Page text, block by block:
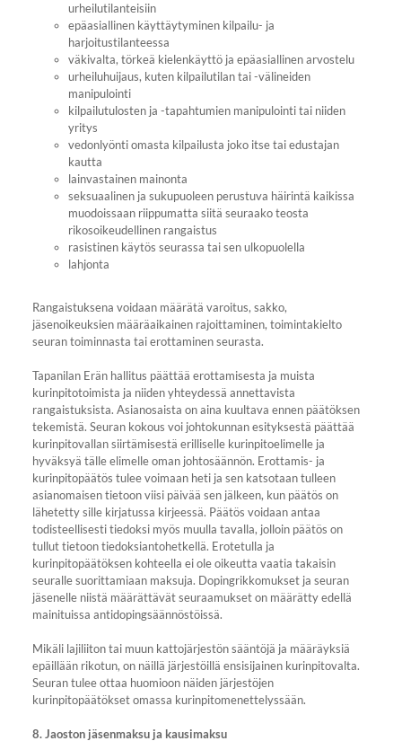
urheilutilanteisiin
epäasiallinen käyttäytyminen kilpailu- ja
harjoitustilanteessa
väkivalta, törkeä kielenkäyttö ja epäasiallinen arvostelu
urheiluhuijaus, kuten kilpailutilan tai -välineiden
manipulointi
kilpailutulosten ja -tapahtumien manipulointi tai niiden
yritys
vedonlyönti omasta kilpailusta joko itse tai edustajan
kautta
lainvastainen mainonta
seksuaalinen ja sukupuoleen perustuva häirintä kaikissa
muodoissaan riippumatta siitä seuraako teosta
rikosoikeudellinen rangaistus
rasistinen käytös seurassa tai sen ulkopuolella
lahjonta
Rangaistuksena voidaan määrätä varoitus, sakko,
jäsenoikeuksien määräaikainen rajoittaminen, toimintakielto
seuran toiminnasta tai erottaminen seurasta.
Tapanilan Erän hallitus päättää erottamisesta ja muista
kurinpitotoimista ja niiden yhteydessä annettavista
rangaistuksista. Asianosaista on aina kuultava ennen päätöksen
tekemistä. Seuran kokous voi johtokunnan esityksestä päättää
kurinpitovallan siirtämisestä erilliselle kurinpitoelimelle ja
hyväksyä tälle elimelle oman johtosäännön. Erottamis- ja
kurinpitopäätös tulee voimaan heti ja sen katsotaan tulleen
asianomaisen tietoon viisi päivää sen jälkeen, kun päätös on
lähetetty sille kirjatussa kirjeessä. Päätös voidaan antaa
todisteellisesti tiedoksi myös muulla tavalla, jolloin päätös on
tullut tietoon tiedoksiantohetkellä. Erotetulla ja
kurinpitopäätöksen kohteella ei ole oikeutta vaatia takaisin
seuralle suorittamiaan maksuja. Dopingrikkomukset ja seuran
jäsenelle niistä määrättävät seuraamukset on määrätty edellä
mainituissa antidopingsäännöstöissä.
Mikäli lajiliiton tai muun kattojärjestön sääntöjä ja määräyksiä
epäillään rikotun, on näillä järjestöillä ensisijainen kurinpitovalta.
Seuran tulee ottaa huomioon näiden järjestöjen
kurinpitopäätökset omassa kurinpitomenettelyssään.
8. Jaoston jäsenmaksu ja kausimaksu